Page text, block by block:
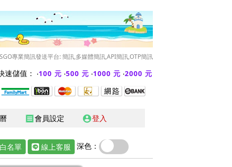
專業簡訊發送平台: 簡訊,多媒體簡訊,API簡訊,OTP簡訊
速儲值： ‧100 元 ‧500 元 ‧1000 元 ‧2000 元
receipt 會員設定 account_circle登入
名單 線上客服 深色：